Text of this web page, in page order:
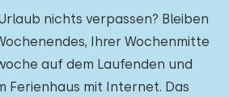
nichts verpassen? Bleiben
Ihrer Wochenmitte
auf dem Laufenden und
Ferienhaus mit Internet. Das